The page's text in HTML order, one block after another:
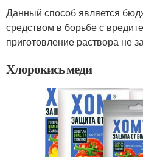
Данный способ является
средством в борьбе с
приготовление раствора не
Хлорокись меди